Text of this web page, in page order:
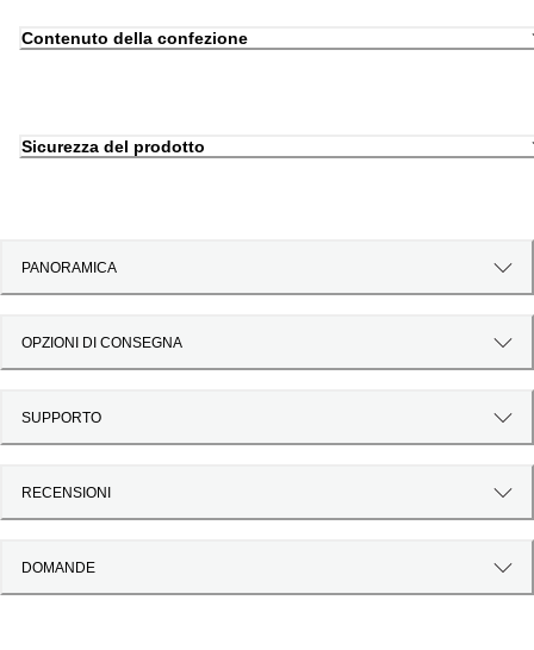
Contenuto della confezione
Sicurezza del prodotto
PANORAMICA
OPZIONI DI CONSEGNA
SUPPORTO
RECENSIONI
DOMANDE